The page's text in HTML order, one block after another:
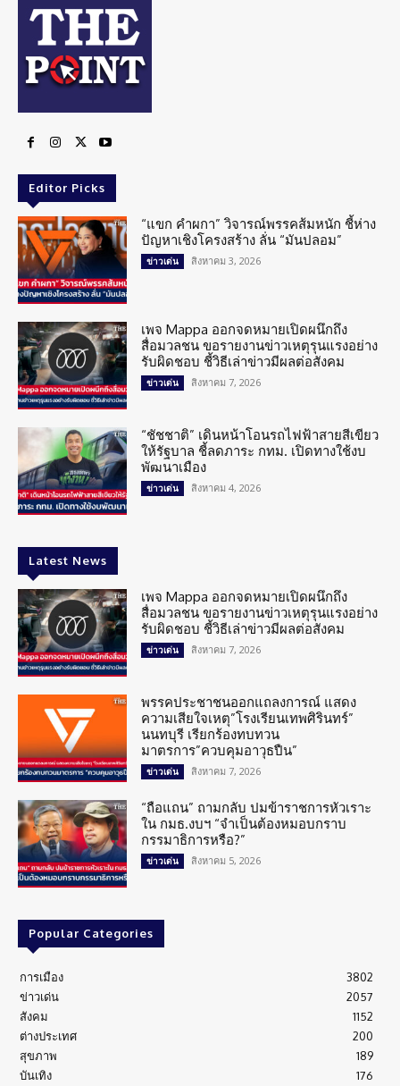
Editor Picks
“แขก คำผกา” วิจารณ์พรรคส้มหนัก ชี้ห่าง
ปัญหาเชิงโครงสร้าง ลั่น “มันปลอม”
ข่าวเด่น สิงหาคม 3, 2026
เพจ Mappa ออกจดหมายเปิดผนึกถึง
สื่อมวลชน ขอรายงานข่าวเหตุรุนแรงอย่าง
รับผิดชอบ ชี้วิธีเล่าข่าวมีผลต่อสังคม
ข่าวเด่น สิงหาคม 7, 2026
“ชัชชาติ” เดินหน้าโอนรถไฟฟ้าสายสีเขียว
ให้รัฐบาล ชี้ลดภาระ กทม. เปิดทางใช้งบ
พัฒนาเมือง
ข่าวเด่น สิงหาคม 4, 2026
Latest News
เพจ Mappa ออกจดหมายเปิดผนึกถึง
สื่อมวลชน ขอรายงานข่าวเหตุรุนแรงอย่าง
รับผิดชอบ ชี้วิธีเล่าข่าวมีผลต่อสังคม
ข่าวเด่น สิงหาคม 7, 2026
พรรคประชาชนออกแถลงการณ์ แสดง
ความเสียใจเหตุ”โรงเรียนเทพศิรินทร์”
นนทบุรี เรียกร้องทบทวน
มาตรการ”ควบคุมอาวุธปืน”
ข่าวเด่น สิงหาคม 7, 2026
“ถือแถน” ถามกลับ ปมข้าราชการหัวเราะ
ใน กมธ.งบฯ “จำเป็นต้องหมอบกราบ
กรรมาธิการหรือ?”
ข่าวเด่น สิงหาคม 5, 2026
Popular Categories
การเมือง
3802
ข่าวเด่น
2057
สังคม
1152
ต่างประเทศ
200
สุขภาพ
189
บันเทิง
176